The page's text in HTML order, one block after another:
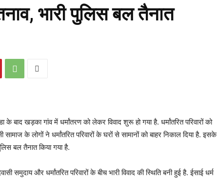
भारी पुलिस बल तैनात
बाद खड़का गांव में धर्मांतरण को लेकर विवाद शुरू हो गया है. धर्मांतरित परिवारों को
के लोगों ने धर्मांतरित परिवारों के घरों से सामानों को बाहर निकाल दिया है. इसके
बल तैनात किया गया है.
समुदाय और धर्मांतरित परिवारों के बीच भारी विवाद की स्थिति बनी हुई है. ईसाई धर्म